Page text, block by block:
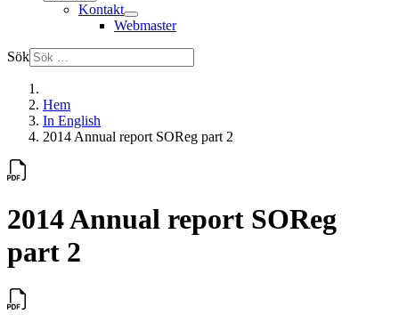
Kontakt
Webmaster
Sök
Hem
In English
2014 Annual report SOReg part 2
2014 Annual report SOReg
part 2